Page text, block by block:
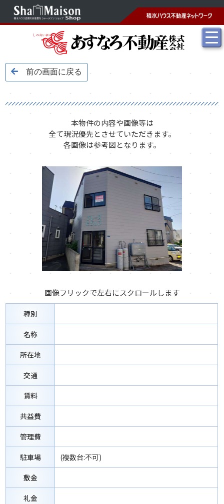
前の画面に戻る
本物件の内容や画像等は
全て現況優先とさせていただきます。
各画像は参考図となります。
画像フリックで左右にスクロールします
種別
名称
所在地
交通
賃料
共益費
管理費
駐車場 (複数台:不可)
敷金
礼金